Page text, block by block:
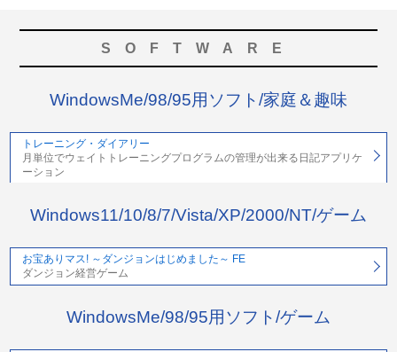
SOFTWARE
WindowsMe/98/95用ソフト/家庭＆趣味
トレーニング・ダイアリー
月単位でウェイトトレーニングプログラムの管理が出来る日記アプリケ
ーション
Windows11/10/8/7/Vista/XP/2000/NT/ゲーム
お宝ありマス! ～ダンジョンはじめました～ FE
ダンジョン経営ゲーム
WindowsMe/98/95用ソフト/ゲーム